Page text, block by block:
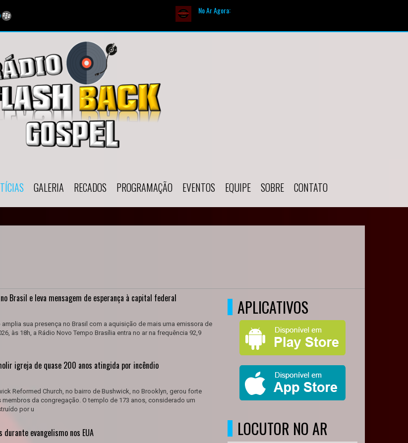
No Ar Agora:
GALERIA RECADOS PROGRAMAÇÃO EVENTOS EQUIPE SOBRE CONTATO
Brasil e leva mensagem de esperança à capital federal
sua presença no Brasil com a aquisição de mais uma emissora de
às 18h, a Rádio Novo Tempo Brasília entra no ar na frequência 92,9
igreja de quase 200 anos atingida por incêndio
Reformed Church, no bairro de Bushwick, no Brooklyn, gerou forte
da congregação. O templo de 173 anos, considerado um
por u
evangelismo nos EUA
APLICATIVOS
LOCUTOR NO AR